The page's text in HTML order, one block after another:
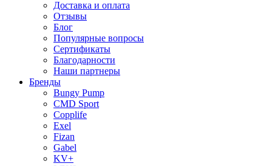
Доставка и оплата
Отзывы
Блог
Популярные вопросы
Сертификаты
Благодарности
Наши партнеры
Бренды
Bungy Pump
CMD Sport
Copplife
Exel
Fizan
Gabel
KV+